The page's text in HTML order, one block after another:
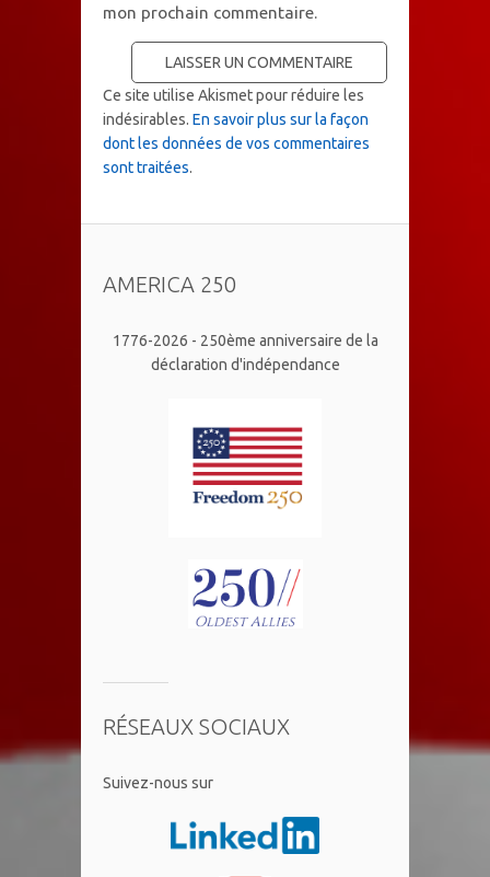
mon prochain commentaire.
Ce site utilise Akismet pour réduire les
indésirables. En savoir plus sur la façon
dont les données de vos commentaires
sont traitées.
AMERICA 250
1776-2026 - 250ème anniversaire de la
déclaration d'indépendance
RÉSEAUX SOCIAUX
​Suivez-nous sur